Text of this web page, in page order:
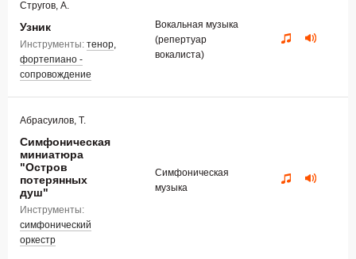
Стругов, А.
Узник
Инструменты: тенор,
фортепиано -
сопровождение
Вокальная музыка
(репертуар
вокалиста)
Абрасуилов, Т.
Симфоническая
миниатюра
"Остров
потерянных
душ"
Инструменты:
симфонический
оркестр
Симфоническая
музыка